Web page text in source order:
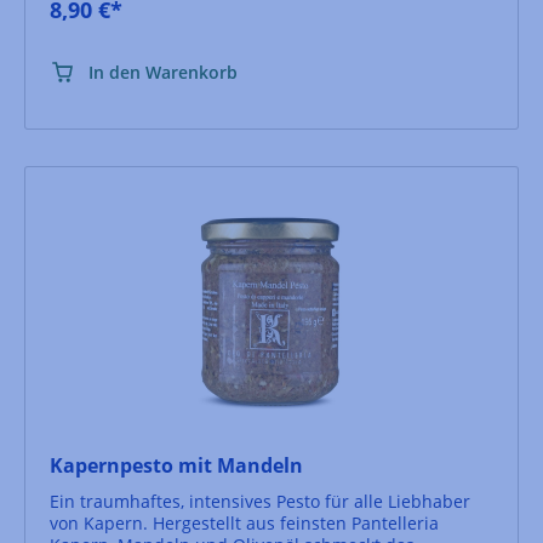
8,90 €*
In den Warenkorb
Kapernpesto mit Mandeln
Ein traumhaftes, intensives Pesto für alle Liebhaber
von Kapern. Hergestellt aus feinsten Pantelleria